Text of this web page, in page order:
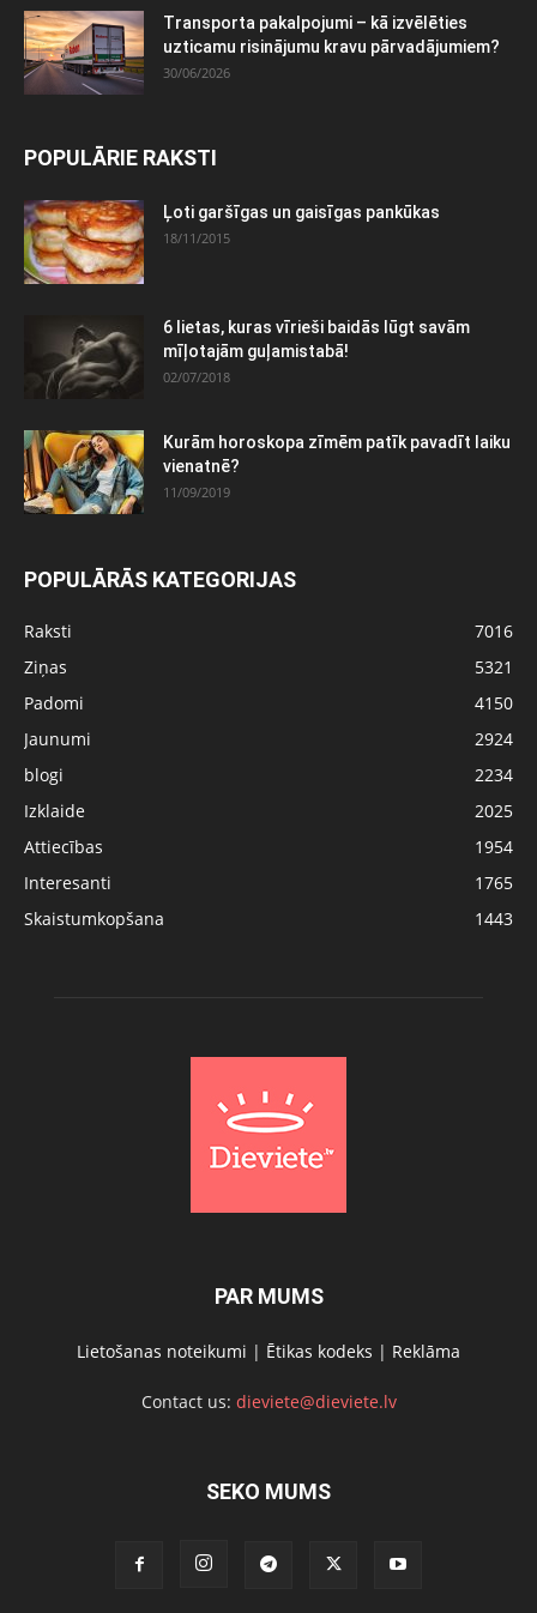
Transporta pakalpojumi – kā izvēlēties
uzticamu risinājumu kravu pārvadājumiem?
30/06/2026
POPULĀRIE RAKSTI
Ļoti garšīgas un gaisīgas pankūkas
18/11/2015
6 lietas, kuras vīrieši baidās lūgt savām
mīļotajām guļamistabā!
02/07/2018
Kurām horoskopa zīmēm patīk pavadīt laiku
vienatnē?
11/09/2019
POPULĀRĀS KATEGORIJAS
Raksti
7016
Ziņas
5321
Padomi
4150
Jaunumi
2924
blogi
2234
Izklaide
2025
Attiecības
1954
Interesanti
1765
Skaistumkopšana
1443
PAR MUMS
Lietošanas noteikumi | Ētikas kodeks | Reklāma
Contact us: dieviete@dieviete.lv
SEKO MUMS